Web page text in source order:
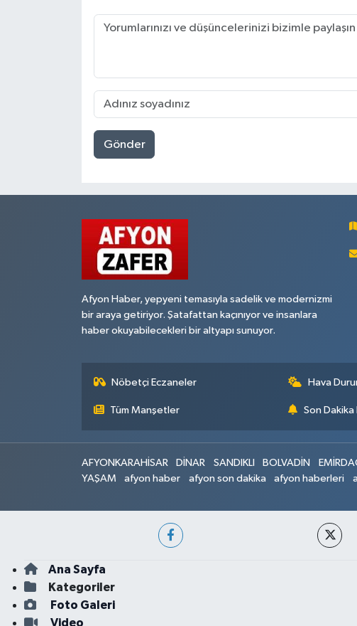
Gönder
Afyon Haber, yepyeni temasıyla sadelik ve modernizmi
bir araya getiriyor. Şatafattan kaçınıyor ve insanlara
haber okuyabilecekleri bir altyapı sunuyor.
Nöbetçi Eczaneler Hava
Tüm Manşetler Son
AFYONKARAHİSAR DİNAR SANDIKLI BOLVADİN
YAŞAM
afyon haber afyon son dakika afyon haberleri
Ana Sayfa
Kategoriler
Foto Galeri
Video